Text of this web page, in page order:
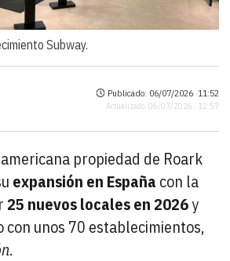
Subway.
Publicado: 06/07/2026 ·11:52
Actualizado: 06/07/2026 · 12:57
propiedad de Roark
expansión en España con la
25 nuevos locales en 2026y
unos 70 establecimientos,
.